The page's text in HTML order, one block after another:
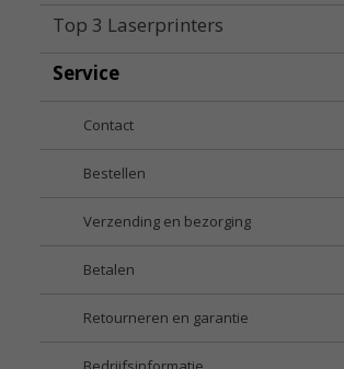
Top 3 Laserprinters
Service
Contact
Bestellen
Verzending en bezorging
Betalen
Retourneren en garantie